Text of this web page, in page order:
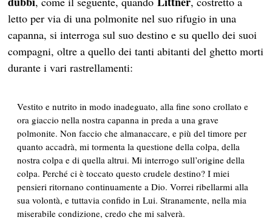
letto per via di una polmonite nel suo rifugio in una
capanna, si interroga sul suo destino e su quello dei suoi
compagni, oltre a quello dei tanti abitanti del ghetto morti
durante i vari rastrellamenti:
Vestito e nutrito in modo inadeguato, alla fine sono crollato e
ora giaccio nella nostra capanna in preda a una grave
polmonite. Non faccio che almanaccare, e più del timore per
quanto accadrà, mi tormenta la questione della colpa, della
nostra colpa e di quella altrui. Mi interrogo sull’origine della
colpa. Perché ci è toccato questo crudele destino? I miei
pensieri ritornano continuamente a Dio. Vorrei ribellarmi alla
sua volontà, e tuttavia confido in Lui. Stranamente, nella mia
miserabile condizione, credo che mi salverà.